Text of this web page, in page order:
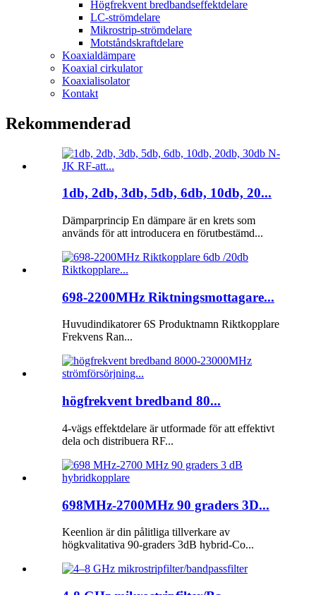
Högfrekvent bredbandseffektdelare
LC-strömdelare
Mikrostrip-strömdelare
Motståndskraftdelare
Koaxialdämpare
Koaxial cirkulator
Koaxialisolator
Kontakt
Rekommenderad
1db, 2db, 3db, 5db, 6db, 10db, 20...
Dämparprincip En dämpare är en krets som
används för att introducera en förutbestämd...
698-2200MHz Riktningsmottagare...
Huvudindikatorer 6S Produktnamn Riktkopplare
Frekvens Ran...
högfrekvent bredband 80...
4-vägs effektdelare är utformade för att effektivt
dela och distribuera RF...
698MHz-2700MHz 90 graders 3D...
Keenlion är din pålitliga tillverkare av
högkvalitativa 90-graders 3dB hybrid-Co...